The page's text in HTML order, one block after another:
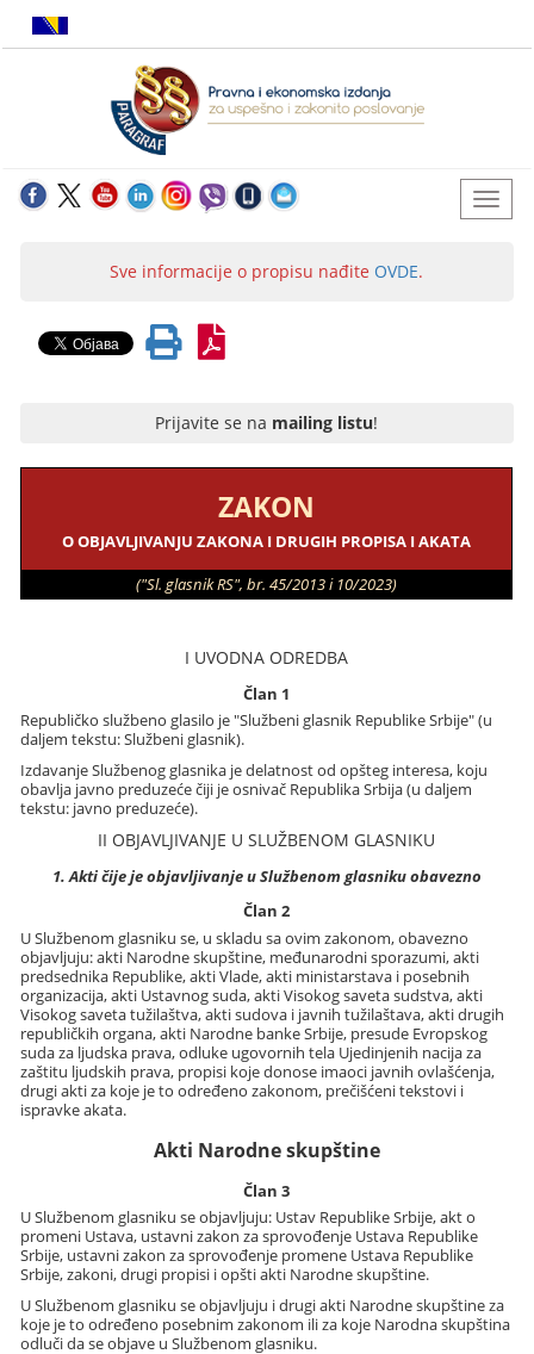
Sve informacije o propisu nađite OVDE.
Prijavite se na mailing listu!
ZAKON
O OBJAVLJIVANJU ZAKONA I DRUGIH PROPISA I AKATA
("Sl. glasnik RS", br. 45/2013 i 10/2023)
I UVODNA ODREDBA
Član 1
Republičko službeno glasilo je "Službeni glasnik Republike Srbije" (u
daljem tekstu: Službeni glasnik).
Izdavanje Službenog glasnika je delatnost od opšteg interesa, koju
obavlja javno preduzeće čiji je osnivač Republika Srbija (u daljem
tekstu: javno preduzeće).
II OBJAVLJIVANJE U SLUŽBENOM GLASNIKU
1. Akti čije je objavljivanje u Službenom glasniku obavezno
Član 2
U Službenom glasniku se, u skladu sa ovim zakonom, obavezno
objavljuju: akti Narodne skupštine, međunarodni sporazumi, akti
predsednika Republike, akti Vlade, akti ministarstava i posebnih
organizacija, akti Ustavnog suda, akti Visokog saveta sudstva, akti
Visokog saveta tužilaštva, akti sudova i javnih tužilaštava, akti drugih
republičkih organa, akti Narodne banke Srbije, presude Evropskog
suda za ljudska prava, odluke ugovornih tela Ujedinjenih nacija za
zaštitu ljudskih prava, propisi koje donose imaoci javnih ovlašćenja,
drugi akti za koje je to određeno zakonom, prečišćeni tekstovi i
ispravke akata.
Akti Narodne skupštine
Član 3
U Službenom glasniku se objavljuju: Ustav Republike Srbije, akt o
promeni Ustava, ustavni zakon za sprovođenje Ustava Republike
Srbije, ustavni zakon za sprovođenje promene Ustava Republike
Srbije, zakoni, drugi propisi i opšti akti Narodne skupštine.
U Službenom glasniku se objavljuju i drugi akti Narodne skupštine za
koje je to određeno posebnim zakonom ili za koje Narodna skupština
odluči da se objave u Službenom glasniku.